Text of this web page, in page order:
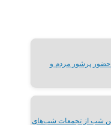
حضور پرشور مردم و
شب از تجمعات شب‌های